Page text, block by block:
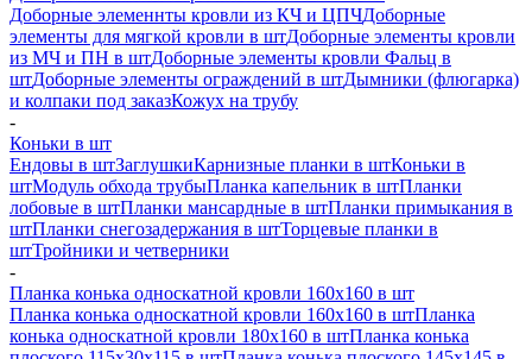
Доборные элеменнты кровли из КЧ и ЦПЧДоборные
элементы для мягкой кровли в штДоборные элементы кровли
из МЧ и ПН в штДоборные элементы кровли Фальц в
штДоборные элементы ограждений в штДымники (флюгарка)
и колпаки под заказКожух на трубу
-
Коньки в шт
Ендовы в штЗаглушкиКарнизные планки в штКоньки в
штМодуль обхода трубыПланка капельник в штПланки
лобовые в штПланки мансардные в штПланки примыкания в
штПланки снегозадержания в штТорцевые планки в
штТройники и четверники
-
Планка конька односкатной кровли 160х160 в шт
Планка конька односкатной кровли 160х160 в штПланка
конька односкатной кровли 180х160 в штПланка конька